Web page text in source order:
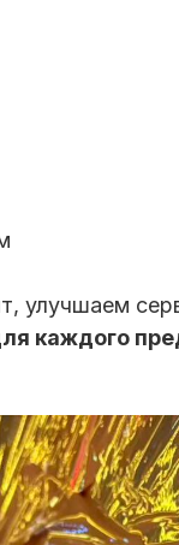
улучшаем
каждого